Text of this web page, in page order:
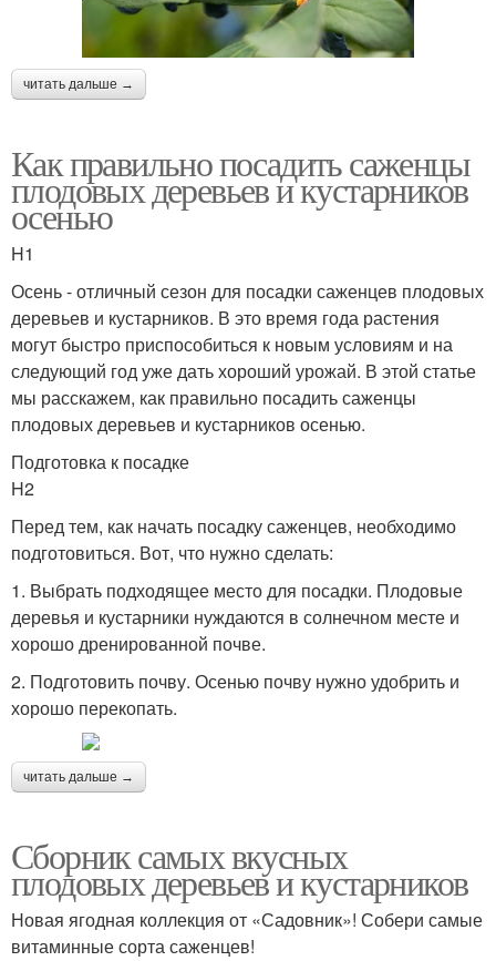
читать дальше →
Как правильно посадить саженцы
плодовых деревьев и кустарников
осенью
H1
Осень - отличный сезон для посадки саженцев плодовых
деревьев и кустарников. В это время года растения
могут быстро приспособиться к новым условиям и на
следующий год уже дать хороший урожай. В этой статье
мы расскажем, как правильно посадить саженцы
плодовых деревьев и кустарников осенью.
Подготовка к посадке
H2
Перед тем, как начать посадку саженцев, необходимо
подготовиться. Вот, что нужно сделать:
1. Выбрать подходящее место для посадки. Плодовые
деревья и кустарники нуждаются в солнечном месте и
хорошо дренированной почве.
2. Подготовить почву. Осенью почву нужно удобрить и
хорошо перекопать.
читать дальше →
Сборник самых вкусных
плодовых деревьев и кустарников
Новая ягодная коллекция от «Садовник»! Собери самые
витаминные сорта саженцев!